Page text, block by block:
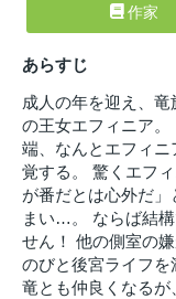
作家
あらすじ
成人の年を迎え、
の王女エフィニア
端、なんとエフィ
覚する。 驚くエフ
が番だとは心外だ
まい…。 ならば結
せん！ 他の側室の
のびと後宮ライフ
竜とも仲良くなるが